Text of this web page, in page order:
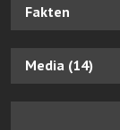
Fakten
Media (14)